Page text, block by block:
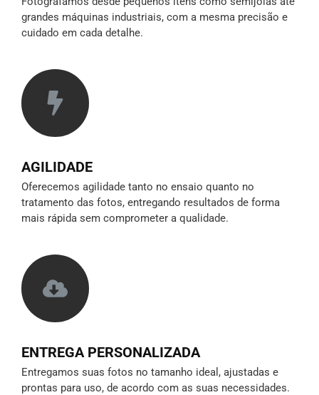
grandes máquinas industriais, com a mesma precisão e
cuidado em cada detalhe.
AGILIDADE
Oferecemos agilidade tanto no ensaio quanto no
tratamento das fotos, entregando resultados de forma
mais rápida sem comprometer a qualidade.
ENTREGA PERSONALIZADA
Entregamos suas fotos no tamanho ideal, ajustadas e
prontas para uso, de acordo com as suas necessidades.